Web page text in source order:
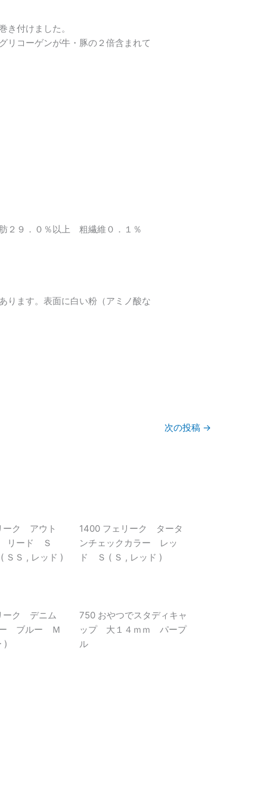
き付けました。
リコーゲンが牛・豚の２倍含まれて
２９．０％以上 粗繊維０．１％
ります。表面に白い粉（アミノ酸な
次の投稿 →
ーク アウト
リード Ｓ
ＳＳ , レッド )
1400 フェリーク タータ
ンチェックカラー レッ
ド Ｓ ( Ｓ , レッド )
ーク デニム
ー ブルー Ｍ
)
750 おやつでスタディキャ
ップ 大１４ｍｍ パープ
ル